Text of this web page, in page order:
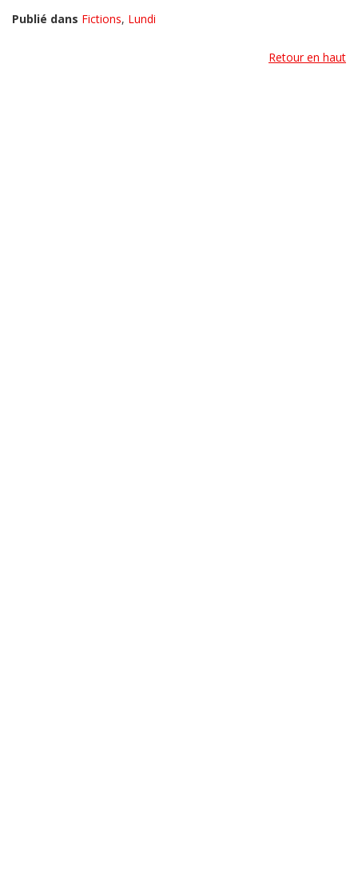
Publié dans Fictions, Lundi
Retour en haut